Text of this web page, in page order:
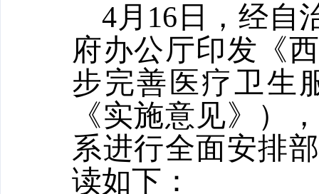
4月16日，经自
府办公厅印发《
步完善医疗卫生
《实施意见》）
系进行全面安排
读如下：